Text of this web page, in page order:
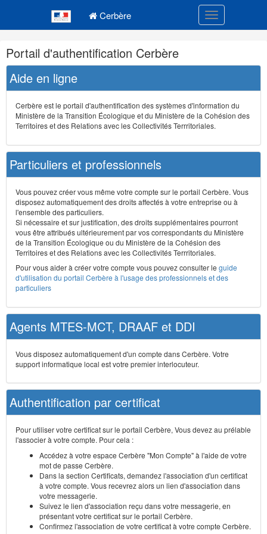
Cerbère Toggle
Navigation
et
outils
annexes
Portail d'authentification Cerbère
Aide en ligne
Cerbère est le portail d'authentification des systèmes d'information du
Ministère de la Transition Écologique et du Ministère de la Cohésion des
Territoires et des Relations avec les Collectivités Terrritoriales.
Particuliers et professionnels
Vous pouvez créer vous même votre compte sur le portail Cerbère. Vous
disposez automatiquement des droits affectés à votre entreprise ou à
l'ensemble des particuliers.
Si nécessaire et sur justification, des droits supplémentaires pourront
vous être attribués ultérieurement par vos correspondants du Ministère
de la Transition Écologique ou du Ministère de la Cohésion des
Territoires et des Relations avec les Collectivités Terrritoriales.
Pour vous aider à créer votre compte vous pouvez consulter le guide
d'utilisation du portail Cerbère à l'usage des professionnels et des
particuliers
Agents MTES-MCT, DRAAF et DDI
Vous disposez automatiquement d'un compte dans Cerbère. Votre
support informatique local est votre premier interlocuteur.
Authentification par certificat
Pour utiliser votre certificat sur le portail Cerbère, Vous devez au prélable
l'associer à votre compte. Pour cela :
Accédez à votre espace Cerbère "Mon Compte" à l'aide de votre
mot de passe Cerbère.
Dans la section Certificats, demandez l'association d'un certificat
à votre compte. Vous recevrez alors un lien d'association dans
votre messagerie.
Suivez le lien d'association reçu dans votre messagerie, en
présentant votre certificat sur le portail Cerbère.
Confirmez l'association de votre certificat à votre compte Cerbère.